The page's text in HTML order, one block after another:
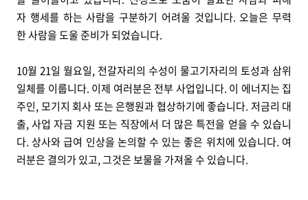
자 행세를 하는 사람을 구분하기 어려울 것입니다. 오늘은 무력
한 사람을 도울 준비가 되었습니다.
10월 21일 월요일, 전갈자리의 수성이 물고기자리의 토성과 삼위
일체를 이룹니다. 이제 여러분은 전부 사업입니다. 이 에너지는 집
주인, 모기지 회사 또는 은행원과 협상하기에 좋습니다. 저금리 대
출, 사업 자금 지원 또는 직장에서 더 많은 특전을 얻을 수 있습니
다. 상사와 급여 인상을 논의할 수 있는 좋은 위치에 있습니다. 여
러분은 결의가 있고, 그것은 보물을 가져올 수 있습니다.